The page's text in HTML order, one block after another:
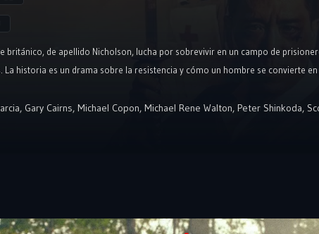
británico, de apellido Nicholson, lucha por sobrevivir en un campo de
historia es un drama sobre la resistencia y cómo un hombre se convierte
, Gary Cairns, Michael Copon, Michael Rene Walton, Peter Shinkoda,